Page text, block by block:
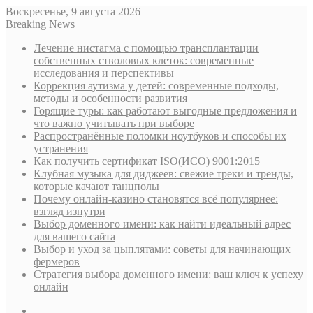
Воскресенье, 9 августа 2026
Breaking News
Лечение нистагма с помощью трансплантации
собственных стволовых клеток: современные
исследования и перспективы
Коррекция аутизма у детей: современные подходы,
методы и особенности развития
Горящие туры: как работают выгодные предложения и
что важно учитывать при выборе
Распространённые поломки ноутбуков и способы их
устранения
Как получить сертификат ISO(ИСО) 9001:2015
Клубная музыка для диджеев: свежие треки и тренды,
которые качают танцполы
Почему онлайн-казино становятся всё популярнее:
взгляд изнутри
Выбор доменного имени: как найти идеальный адрес
для вашего сайта
Выбор и уход за цыплятами: советы для начинающих
фермеров
Стратегия выбора доменного имени: ваш ключ к успеху
онлайн